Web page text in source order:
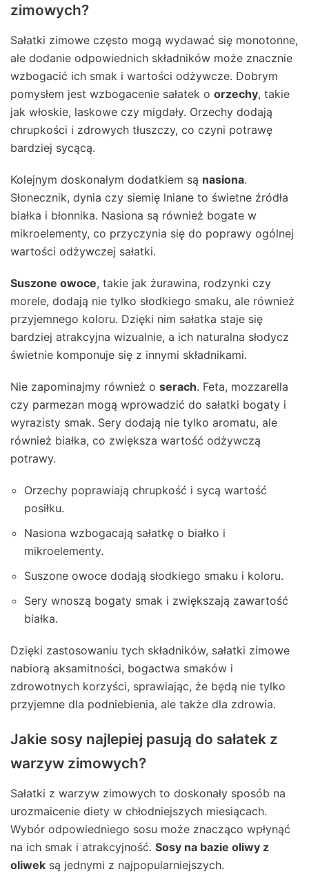
zimowych?
Sałatki zimowe często mogą wydawać się monotonne,
ale dodanie odpowiednich składników może znacznie
wzbogacić ich smak i wartości odżywcze. Dobrym
pomysłem jest wzbogacenie sałatek o orzechy, takie
jak włoskie, laskowe czy migdały. Orzechy dodają
chrupkości i zdrowych tłuszczy, co czyni potrawę
bardziej sycącą.
Kolejnym doskonałym dodatkiem są nasiona.
Słonecznik, dynia czy siemię lniane to świetne źródła
białka i błonnika. Nasiona są również bogate w
mikroelementy, co przyczynia się do poprawy ogólnej
wartości odżywczej sałatki.
Suszone owoce, takie jak żurawina, rodzynki czy
morele, dodają nie tylko słodkiego smaku, ale również
przyjemnego koloru. Dzięki nim sałatka staje się
bardziej atrakcyjna wizualnie, a ich naturalna słodycz
świetnie komponuje się z innymi składnikami.
Nie zapominajmy również o serach. Feta, mozzarella
czy parmezan mogą wprowadzić do sałatki bogaty i
wyrazisty smak. Sery dodają nie tylko aromatu, ale
również białka, co zwiększa wartość odżywczą
potrawy.
Orzechy poprawiają chrupkość i sycą wartość
posiłku.
Nasiona wzbogacają sałatkę o białko i
mikroelementy.
Suszone owoce dodają słodkiego smaku i koloru.
Sery wnoszą bogaty smak i zwiększają zawartość
białka.
Dzięki zastosowaniu tych składników, sałatki zimowe
nabiorą aksamitności, bogactwa smaków i
zdrowotnych korzyści, sprawiając, że będą nie tylko
przyjemne dla podniebienia, ale także dla zdrowia.
Jakie sosy najlepiej pasują do sałatek z
warzyw zimowych?
Sałatki z warzyw zimowych to doskonały sposób na
urozmaicenie diety w chłodniejszych miesiącach.
Wybór odpowiedniego sosu może znacząco wpłynąć
na ich smak i atrakcyjność. Sosy na bazie oliwy z
oliwek są jednymi z najpopularniejszych.